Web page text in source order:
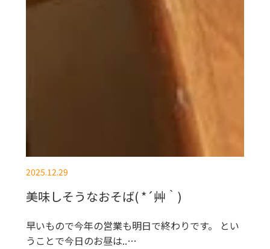
2025.12.29
美味しそうなおそば( *´艸｀)
早いもので今年の営業も明日で終わりです。 とい
うことで今日のお昼は..…